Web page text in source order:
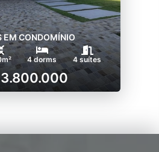
EM CONDOMÍNIO
4 dorms 4 suítes